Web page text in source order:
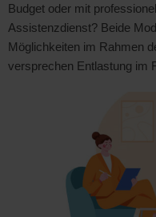
Budget oder mit
Assistenzdienst? Beide
Möglichkeiten im Rahmen
versprechen Entlastung im